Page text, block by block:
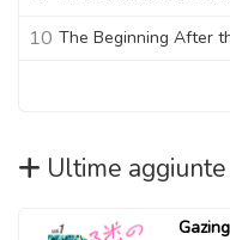
10 The Beginning After
Ultime aggiunte